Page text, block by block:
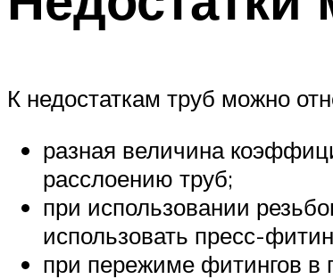
К недостаткам труб можно
разная величина
расслоению труб;
при использовании
использовать пресс-
при пережиме фитингов в